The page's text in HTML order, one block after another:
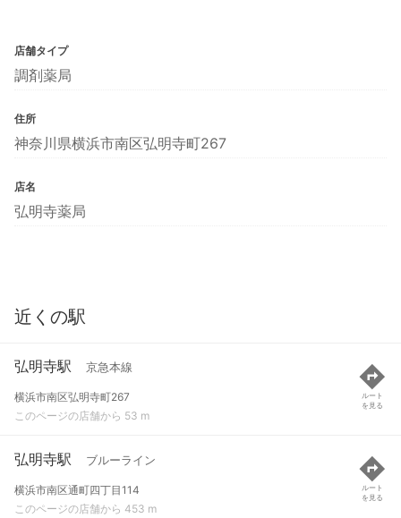
店舗タイプ
調剤薬局
住所
神奈川県横浜市南区弘明寺町267
店名
弘明寺薬局
近くの駅
弘明寺駅 京急本線
横浜市南区弘明寺町267
このページの店舗から 53 m
ルート
を見る
弘明寺駅 ブルーライン
横浜市南区通町四丁目114
このページの店舗から 453 m
ルート
を見る